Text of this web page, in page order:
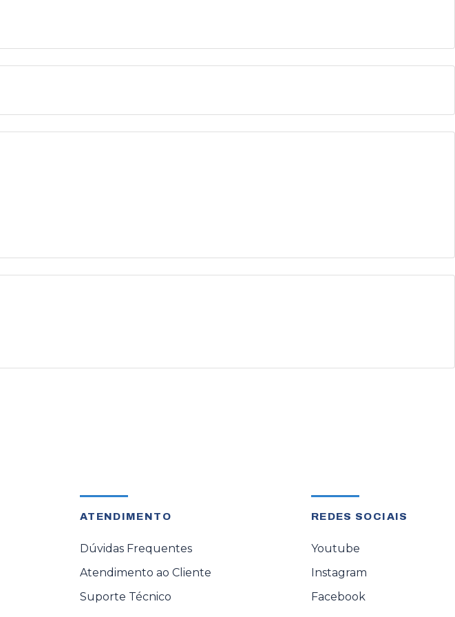
ATENDIMENTO
Dúvidas Frequentes
Atendimento ao Cliente
Suporte Técnico
REDES SOCIAIS
Youtube
Instagram
Facebook